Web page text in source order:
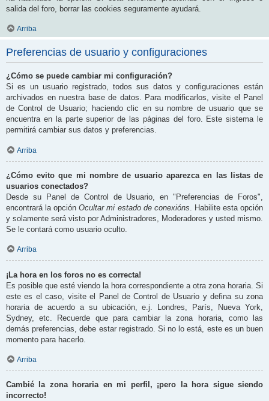
salida del foro, borrar las cookies seguramente ayudará.
Arriba
Preferencias de usuario y configuraciones
¿Cómo se puede cambiar mi configuración?
Si es un usuario registrado, todos sus datos y configuraciones están
archivados en nuestra base de datos. Para modificarlos, visite el Panel
de Control de Usuario; haciendo clic en su nombre de usuario que se
encuentra en la parte superior de las páginas del foro. Este sistema le
permitirá cambiar sus datos y preferencias.
Arriba
¿Cómo evito que mi nombre de usuario aparezca en las listas de
usuarios conectados?
Desde su Panel de Control de Usuario, en "Preferencias de Foros",
encontrará la opciónOcultar mi estado de conexións . Habilite esta opción
y solamente será visto por Administradores, Moderadores y usted mismo.
Se le contará como usuario oculto.
Arriba
¡La hora en los foros no es correcta!
Es posible que esté viendo la hora correspondiente a otra zona horaria. Si
este es el caso, visite el Panel de Control de Usuario y defina su zona
horaria de acuerdo a su ubicación, e.j. Londres, París, Nueva York,
Sydney, etc. Recuerde que para cambiar la zona horaria, como las
demás preferencias, debe estar registrado. Si no lo está, este es un buen
momento para hacerlo.
Arriba
Cambié la zona horaria en mi perfil, ¡pero la hora sigue siendo
incorrecto!